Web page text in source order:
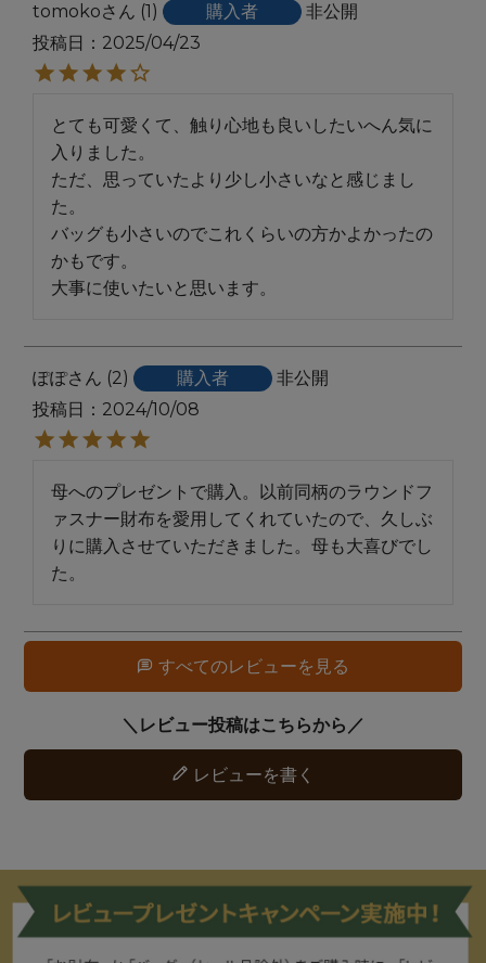
tomoko 1 購入者
非公開
投稿日
2025/04/23
とても可愛くて、触り心地も良いしたいへん気に
入りました。
ただ、思っていたより少し小さいなと感じまし
た。
バッグも小さいのでこれくらいの方かよかったの
かもです。
ぽぽ 2 購入者
非公開
投稿日
2024/10/08
母へのプレゼントで購入。以前同柄のラウンドフ
ァスナー財布を愛用してくれていたので、久しぶ
りに購入させていただきました。母も大喜びでし
た。
すべてのレビューを見る
レビューを書く